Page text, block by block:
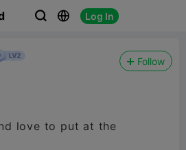
  Log In
Follow
love to put at the